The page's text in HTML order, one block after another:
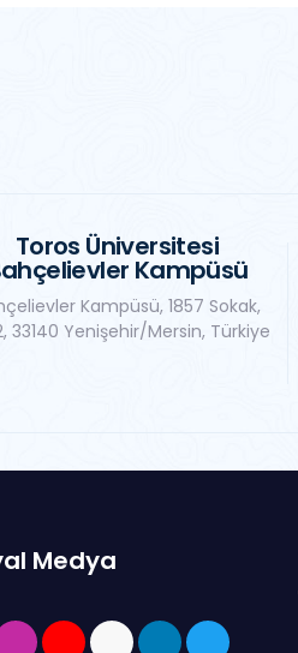
Toros Üniversitesi
Kampüsü
Kampüsü, 1857 Sokak,
33140 Yenişehir/Mersin, Türkiye
Medya